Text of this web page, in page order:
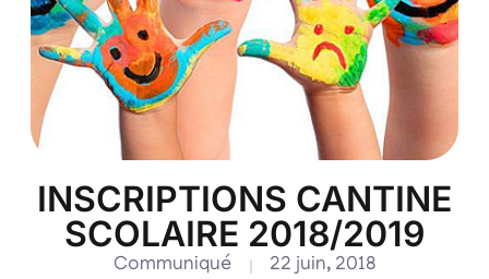
INSCRIPTIONS CANTINE
SCOLAIRE 2018/2019
Communiqué 22 juin, 2018